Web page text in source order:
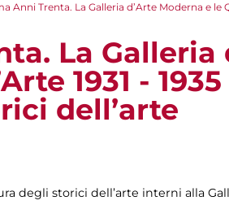
Anni Trenta. La Galleria d’Arte Moderna e le
La Galleria
1931 -
dell’arte
degli storici dell’arte interni alla